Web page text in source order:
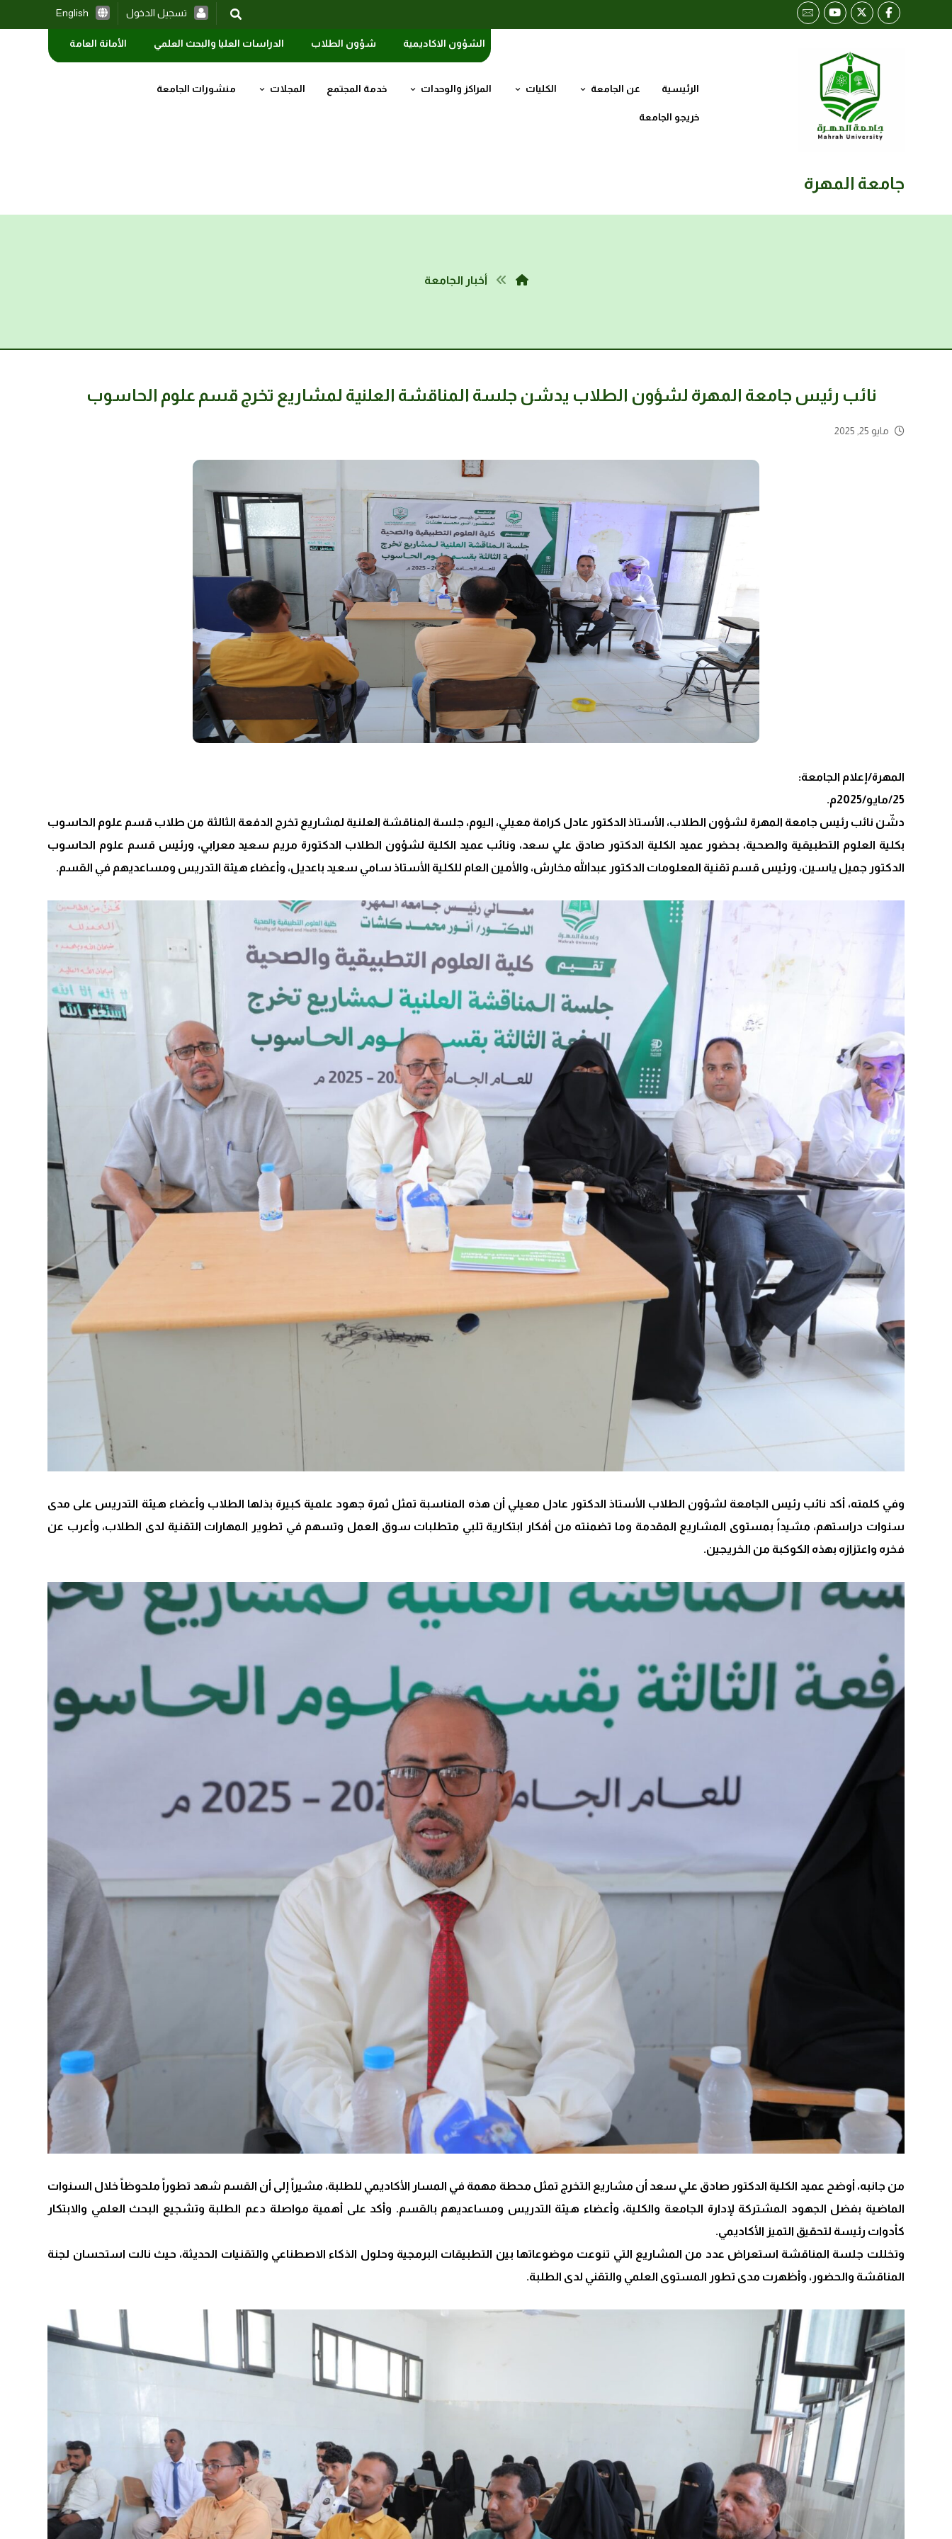
English تسجيل الدخول
الشؤون الاكاديمية شؤون الطلاب الدراسات العليا والبحث العلمي الأمانة العامة
جامعة المهرة
الرئيسية عن الجامعة الكليات المراكز والوحدات خدمة المجتمع المجلات منشورات الجامعة
خريجو الجامعة
أخبار الجامعة
نائب رئيس جامعة المهرة لشؤون الطلاب يدشن جلسة المناقشة العلنية لمشاريع تخرج قسم علوم الحاسوب
مايو 25, 2025
المهرة/إعلام الجامعة:
25/مايو/2025م.
دشّن نائب رئيس جامعة المهرة لشؤون الطلاب، الأستاذ الدكتور عادل كرامة معيلي، اليوم، جلسة المناقشة العلنية لمشاريع تخرج الدفعة الثالثة من طلاب قسم علوم الحاسوب
بكلية العلوم التطبيقية والصحية، بحضور عميد الكلية الدكتور صادق علي سعد، ونائب عميد الكلية لشؤون الطلاب الدكتورة مريم سعيد معرابي، ورئيس قسم علوم الحاسوب
الدكتور جميل ياسين، ورئيس قسم تقنية المعلومات الدكتور عبدالله مخارش، والأمين العام للكلية الأستاذ سامي سعيد باعديل، وأعضاء هيئة التدريس ومساعديهم في القسم.
وفي كلمته، أكد نائب رئيس الجامعة لشؤون الطلاب الأستاذ الدكتور عادل معيلي أن هذه المناسبة تمثل ثمرة جهود علمية كبيرة بذلها الطلاب وأعضاء هيئة التدريس على مدى
سنوات دراستهم، مشيداً بمستوى المشاريع المقدمة وما تضمنته من أفكار ابتكارية تلبي متطلبات سوق العمل وتسهم في تطوير المهارات التقنية لدى الطلاب، وأعرب عن
فخره واعتزازه بهذه الكوكبة من الخريجين.
من جانبه، أوضح عميد الكلية الدكتور صادق علي سعد أن مشاريع التخرج تمثل محطة مهمة في المسار الأكاديمي للطلبة، مشيراً إلى أن القسم شهد تطوراً ملحوظاً خلال السنوات
الماضية بفضل الجهود المشتركة لإدارة الجامعة والكلية، وأعضاء هيئة التدريس ومساعديهم بالقسم. وأكد على أهمية مواصلة دعم الطلبة وتشجيع البحث العلمي والابتكار
كأدوات رئيسة لتحقيق التميز الأكاديمي.
وتخللت جلسة المناقشة استعراض عدد من المشاريع التي تنوعت موضوعاتها بين التطبيقات البرمجية وحلول الذكاء الاصطناعي والتقنيات الحديثة، حيث نالت استحسان لجنة
المناقشة والحضور، وأظهرت مدى تطور المستوى العلمي والتقني لدى الطلبة.